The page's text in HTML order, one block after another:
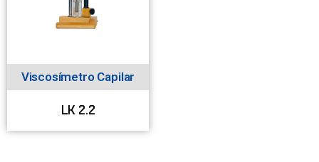
Viscosímetro Capilar
LK 2.2